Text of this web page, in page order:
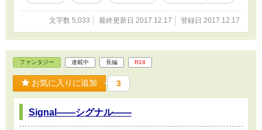
文字数 5,033 最終更新日 2017.12.17 登録日 2017.12.17
ファンタジー 連載中 長編 R18
お気に入りに追加 3
Signal――シグナル――